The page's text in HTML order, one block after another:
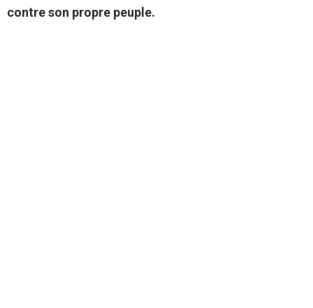
contre son propre peuple.